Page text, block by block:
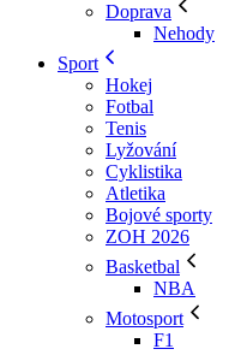
Doprava
Nehody
Sport
Hokej
Fotbal
Tenis
Lyžování
Cyklistika
Atletika
Bojové sporty
ZOH 2026
Basketbal
NBA
Motosport
F1